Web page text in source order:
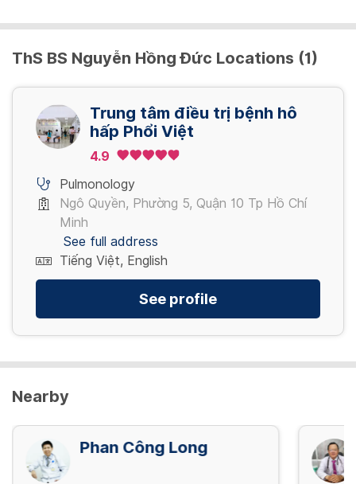
ThS BS Nguyễn Hồng Đức Locations (1)
Trung tâm điều trị bệnh hô
hấp Phổi Việt
4.9
Pulmonology
Ngô Quyền, Phường 5, Quận 10 Tp Hồ Chí
Minh
See full address
Tiếng Việt, English
See profile
Nearby
Phan Công Long